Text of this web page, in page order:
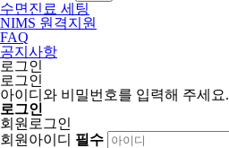
수면진료 세팅
NIMS 원격지원
FAQ
공지사항
로그인
로그인
아이디와 비밀번호를 입력해 주세요.
로그인
회원로그인
회원아이디 필수